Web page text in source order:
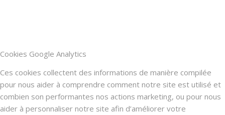
Cookies Google Analytics
Ces cookies collectent des informations de manière compilée
pour nous aider à comprendre comment notre site est utilisé et
combien son performantes nos actions marketing, ou pour nous
aider à personnaliser notre site afin d’améliorer votre